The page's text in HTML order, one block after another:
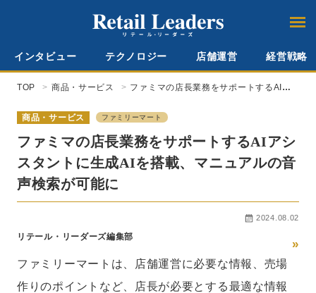
インタビュー テクノロジー 店舗運営 経営戦略
TOP 商品・サービス
ファミマの店長業務をサポートするAIア
の音声検索が可能に
商品・サービス ファミリーマート
ファミマの店長業務をサポートするAIアシ
スタントに生成AIを搭載、マニュアルの音
声検索が可能に
2024.08.02
リテール・リーダーズ編集部
»
ファミリーマートは、店舗運営に必要な情報、売場
作りのポイントなど、店長が必要とする最適な情報